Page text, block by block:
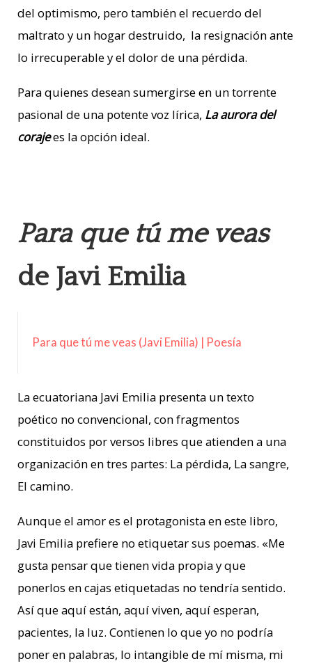
del optimismo, pero también el recuerdo del
maltrato y un hogar destruido, la resignación ante
lo irrecuperable y el dolor de una pérdida.
Para quienes desean sumergirse en un torrente
pasional de una potente voz lírica, La aurora del
corajees la opción ideal.
Para que tú me veas
de Javi Emilia
Para que tú me veas (Javi Emilia) | Poesía
La ecuatoriana Javi Emilia presenta un texto
poético no convencional, con fragmentos
constituidos por versos libres que atienden a una
organización en tres partes: La pérdida, La sangre,
El camino.
Aunque el amor es el protagonista en este libro,
Javi Emilia prefiere no etiquetar sus poemas. «Me
gusta pensar que tienen vida propia y que
ponerlos en cajas etiquetadas no tendría sentido.
Así que aquí están, aquí viven, aquí esperan,
pacientes, la luz. Contienen lo que yo no podría
poner en palabras, lo intangible de mí misma, mi